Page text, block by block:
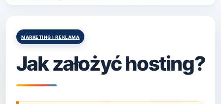
Posted
MARKETING I REKLAMA
Jak założyć hosting?